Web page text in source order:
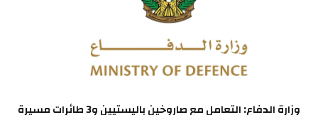
وزارة الدفاع: التعامل مع صاروخين باليستيين و3 طائرات مسيرة